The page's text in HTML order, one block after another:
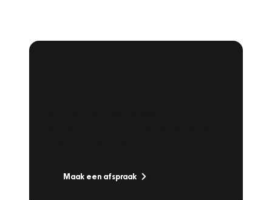
Maak een afspraak